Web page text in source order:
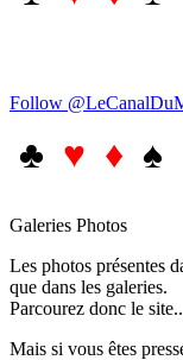
Follow
♣ ♥ ♦ ♠
Galeries Photos
Les photos présentes
que dans les galeries.
Parcourez donc le
Mais si vous êtes